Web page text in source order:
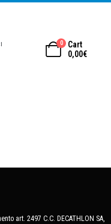
0
Cart
0,00€
art. 2497 C.C. DECATHLON SA,